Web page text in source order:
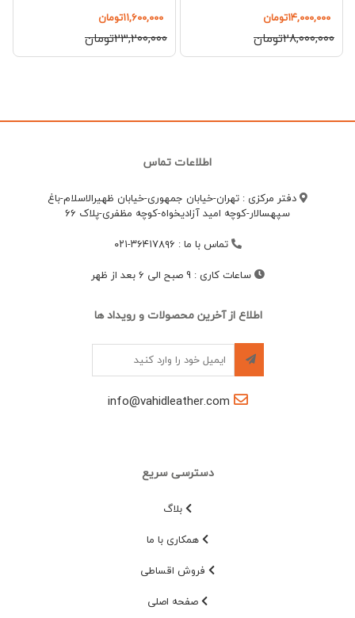
۱۴,۰۰۰,۰۰۰تومان
۲۸,۰۰۰,۰۰۰تومان
۱۱,۶۰۰,۰۰۰تومان
۲۳,۲۰۰,۰۰۰تومان
اطلاعات تماس
دفتر مرکزی : تهران-خیابان جمهوری-خیابان ظهیرالاسلام-باغ
سپهسالار-کوچه امید آزادیخواه-کوچه مظفری-پلاک 66
تماس با ما : ۳۶۴۱۷۸۹۶-۰۲۱
ساعات کاری : 9 صبح الی 6 بعد از ظهر
اطلاع از آخرین محصولات و رویداد ها
info@vahidleather.com
دسترسی سریع
بلاگ
همکاری با ما
فروش اقساطی
صفحه اصلی